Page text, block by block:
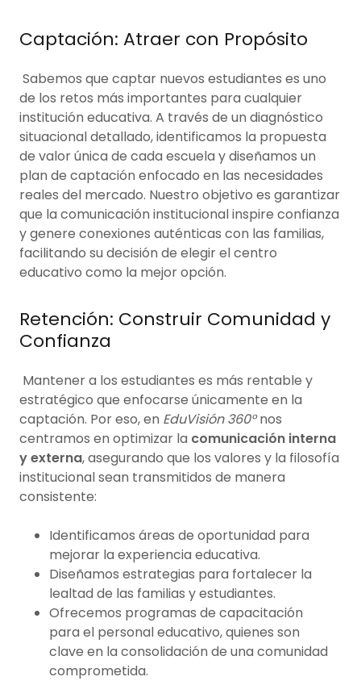
Captación: Atraer con Propósito
Sabemos que captar nuevos estudiantes es uno
de los retos más importantes para cualquier
institución educativa. A través de un diagnóstico
situacional detallado, identificamos la propuesta
de valor única de cada escuela y diseñamos un
plan de captación enfocado en las necesidades
reales del mercado. Nuestro objetivo es garantizar
que la comunicación institucional inspire confianza
y genere conexiones auténticas con las familias,
facilitando su decisión de elegir el centro
educativo como la mejor opción.
Retención: Construir Comunidad y
Confianza
Mantener a los estudiantes es más rentable y
estratégico que enfocarse únicamente en la
captación. Por eso, en EduVisión 360°nos
centramos en optimizar la comunicación interna
y externa, asegurando que los valores y la filosofía
institucional sean transmitidos de manera
consistente:
Identificamos áreas de oportunidad para
mejorar la experiencia educativa.
Diseñamos estrategias para fortalecer la
lealtad de las familias y estudiantes.
Ofrecemos programas de capacitación
para el personal educativo, quienes son
clave en la consolidación de una comunidad
comprometida.